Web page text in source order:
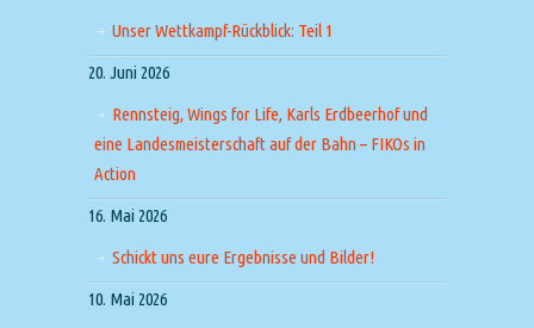
Unser Wettkampf-Rückblick: Teil 1
20. Juni 2026
Rennsteig, Wings for Life, Karls Erdbeerhof und
eine Landesmeisterschaft auf der Bahn – FIKOs in
Action
16. Mai 2026
Schickt uns eure Ergebnisse und Bilder!
10. Mai 2026